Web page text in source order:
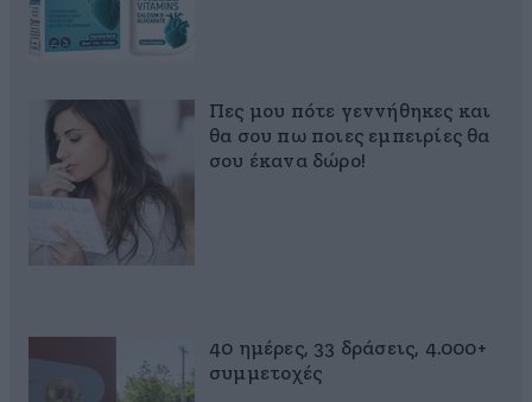
Πες μου πότε γεννήθηκες και
θα σου πω ποιες εμπειρίες θα
σου έκανα δώρο!
40 ημέρες, 33 δράσεις, 4.000+
συμμετοχές